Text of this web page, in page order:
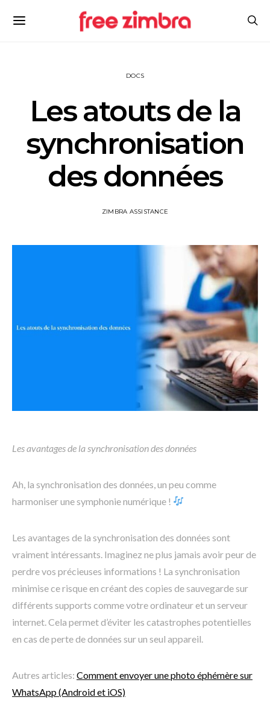
DOCS
Les atouts de la
synchronisation
des données
ZIMBRA ASSISTANCE
Les avantages de la synchronisation des données
Ah, la synchronisation des données, un peu comme
harmoniser une symphonie numérique !
Les avantages de la synchronisation des données sont
vraiment intéressants. Imaginez ne plus jamais avoir peur de
perdre vos précieuses informations ! La synchronisation
minimise ce risque en créant des copies de sauvegarde sur
différents supports comme votre ordinateur et un serveur
internet. Cela permet d’éviter les catastrophes potentielles
en cas de perte de données sur un seul appareil.
Autres articles: Comment envoyer une photo éphémère sur
WhatsApp (Android et iOS)